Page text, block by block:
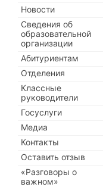
Новости
Сведения об
образовательной
организации
Абитуриентам
Отделения
Классные
руководители
Госуслуги
Медиа
Контакты
Оставить отзыв
«Разговоры о
важном»